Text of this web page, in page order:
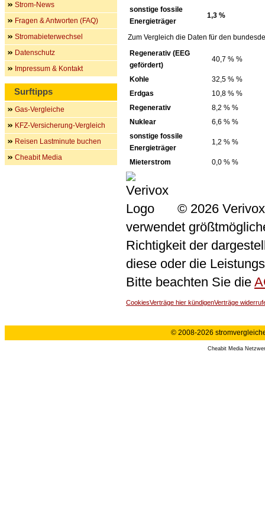
sonstige fossile
Energieträger
1,3 %
Zum Vergleich die Daten für den
Regenerativ (EEG
gefördert)
40,7 % %
Kohle
32,5 % %
Erdgas
10,8 % %
Regenerativ
8,2 % %
Nuklear
6,6 % %
sonstige fossile
Energieträger
1,2 % %
Mieterstrom 0,0 % %
© 2026
verwendet
Richtigkeit der
diese oder die
Bitte beachten Sie die
CookiesVerträge hier kündigenVerträge
Strom-News
Fragen & Antworten (FAQ)
Stromabieterwechsel
Datenschutz
Impressum & Kontakt
Surftipps
Gas-Vergleiche
KFZ-Versicherung-Vergleich
Reisen Lastminute buchen
Cheabit Media
© 2008-2026
Cheabit Media